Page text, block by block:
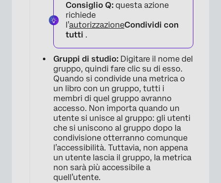
Consiglio Q: questa azione
richiede
l’autorizzazioneCondividi con
tutti .
Gruppi di studio: Digitare il nome del
gruppo, quindi fare clic su di esso.
Quando si condivide una metrica o
un libro con un gruppo, tutti i
membri di quel gruppo avranno
accesso. Non importa quando un
utente si unisce al gruppo: gli utenti
che si uniscono al gruppo dopo la
condivisione otterranno comunque
l’accessibilità. Tuttavia, non appena
un utente lascia il gruppo, la metrica
non sarà più accessibile a
quell’utente.